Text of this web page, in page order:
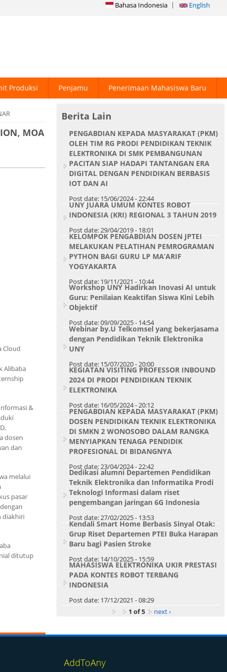
Bahasa Indonesia English
Produksi Penjamu Penerimaan Mahasiswa Baru
MOA
Cloud
Alibaba
&
dosen
dan
melalui
pasar
diakhiri
ditutup
Berita Lain
PENGABDIAN KEPADA MASYARAKAT (PKM)
OLEH TIM RG PRODI PENDIDIKAN TEKNIK
ELEKTRONIKA DI SMK PEMBANGUNAN
PACITAN SIAP HADAPI TANTANGAN ERA
DIGITAL DENGAN PENDIDIKAN BERBASIS
IOT DAN AI
Post date: 15/06/2024 - 22:44
UNY JUARA UMUM KONTES ROBOT
INDONESIA (KRI) REGIONAL 3 TAHUN 2019
Post date:29/04/2019 - 18:01
KELOMPOK PENGABDIAN DOSEN JPTEI
MELAKUKAN PELATIHAN PEMROGRAMAN
PYTHON BAGI GURU LP MA’ARIF
YOGYAKARTA
Post date: 19/11/2021 - 10:44
Workshop UNY Hadirkan Inovasi AI untuk
Guru: Penilaian Keaktifan Siswa Kini Lebih
Objektif
Post date:09/09/2025 - 14:54
Webinar by.U Telkomsel yang bekerjasama
dengan Pendidikan Teknik Elektronika
UNY
Post date: 15/07/2020 - 20:00
KEGIATAN VISITING PROFESSOR INBOUND
2024 DI PRODI PENDIDIKAN TEKNIK
ELEKTRONIKA
Post date: 16/05/2024 - 20:12
PENGABDIAN KEPADA MASYARAKAT (PKM)
DOSEN PENDIDIKAN TEKNIK ELEKTRONIKA
DI SMKN 2 WONOSOBO DALAM RANGKA
MENYIAPKAN TENAGA PENDIDIK
PROFESIONAL DI BIDANGNYA
Post date:23/04/2024 - 22:42
Dedikasi alumni Departemen Pendidikan
Teknik Elektronika dan Informatika Prodi
Teknologi Informasi dalam riset
pengembangan jaringan 6G Indonesia
Post date:27/02/2025 - 13:53
Kendali Smart Home Berbasis Sinyal Otak:
Grup Riset Departemen PTEI Buka Harapan
Baru bagi Pasien Stroke
Post date: 14/10/2025 - 15:59
MAHASISWA ELEKTRONIKA UKIR PRESTASI
PADA KONTES ROBOT TERBANG
INDONESIA
Post date: 17/12/2021 - 08:29
1 of 5
next ›
AddToAny